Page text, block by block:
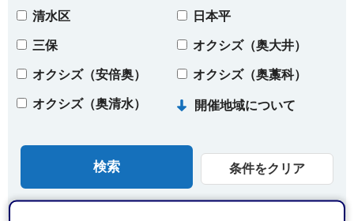
清水区 日本平
三保 オクシズ（奥大井）
オクシズ（安倍奥） オクシズ（奥藁科）
オクシズ（奥清水） 開催地域について
条件をクリア